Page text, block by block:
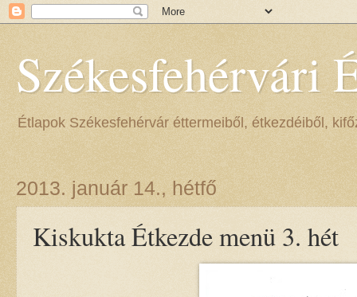
Székesfehérvári
Étlapok Székesfehérvár éttermeiből, étkezdéiből,
2013. január 14., hétfő
Kiskukta Étkezde menü 3. hét